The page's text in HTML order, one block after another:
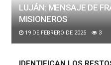
LUJÁN: MENSAJE DE
MISIONEROS
19 DE FEBRERO DE 2025 3